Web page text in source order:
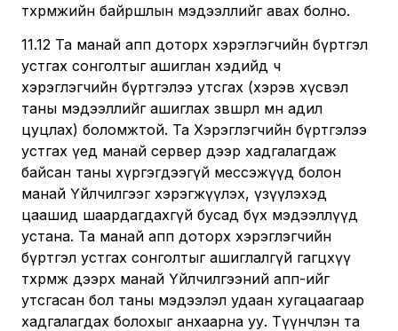
төхөөрөмжийн байршлын мэдээллийг авах болно.
11.12 Та манай апп доторх хэрэглэгчийн бүртгэл
устгах сонголтыг ашиглан хэдийд ч
хэрэглэгчийн бүртгэлээ утсгах (хэрэв хүсвэл
таны мэдээллийг ашиглах зөвшөөрлөө мөн адил
цуцлах) боломжтой. Та Хэрэглэгчийн бүртгэлээ
устгах үед манай сервер дээр хадгалагдаж
байсан таны хүргэгдээгүй мессэжүүд болон
манай Үйлчилгээг хэрэгжүүлэх, үзүүлэхэд
цаашид шаардагдахгүй бусад бүх мэдээллүүд
устана. Та манай апп доторх хэрэглэгчийн
бүртгэл устгах сонголтыг ашиглалгүй гагцхүү
төхөөрөмж дээрх манай Үйлчилгээний апп-ийг
утсгасан бол таны мэдээлэл удаан хугацаагаар
хадгалагдах болохыг анхаарна уу. Түүнчлэн та